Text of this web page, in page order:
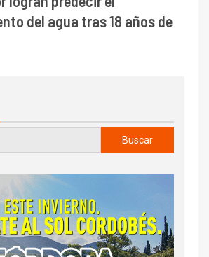
del agua tras 18 años de
Buscar